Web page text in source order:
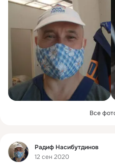
Все
Фид
Радиф Насибутдинов
12 сен 2020